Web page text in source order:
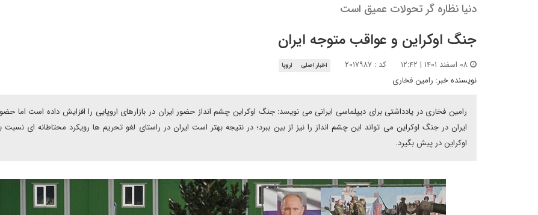
دنیا نظاره گر تحولات عمیق است
جنگ اوکراین و عواقب متوجه ایران
کد : ۲۰۱۷۹۸۷ اخبار اصلی اروپا
نویسنده خبر: رامین فخاری
رامین فخاری در یادداشتی برای دیپلماسی ایرانی می نویسد: جنگ اوکراین چشم انداز حضور ایران در بازارهای اروپایی را افزایش داده است اما
ایران در جنگ اوکراین می تواند این چشم انداز را نیز از بین ببرد؛ در نتیجه بهتر است ایران در راستای لغو تحریم ها رویکرد محتاطانه ای
اوکراین در پیش بگیرد.